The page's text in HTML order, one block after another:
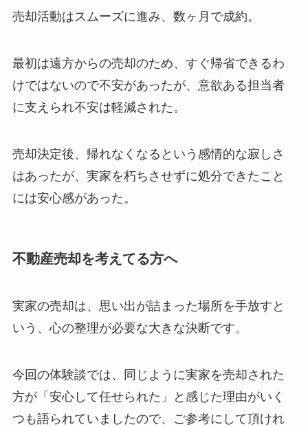
売却活動はスムーズに進み、数ヶ月で成約。
最初は遠方からの売却のため、すぐ帰省できるわ
けではないので不安があったが、意欲ある担当者
に支えられ不安は軽減された。
売却決定後、帰れなくなるという感情的な寂しさ
はあったが、実家を朽ちさせずに処分できたこと
には安心感があった。
不動産売却を考えてる方へ
実家の売却は、思い出が詰まった場所を手放すと
いう、心の整理が必要な大きな決断です。
今回の体験談では、同じように実家を売却された
方が「安心して任せられた」と感じた理由がいく
つも語られていましたので、ご参考にして頂けれ